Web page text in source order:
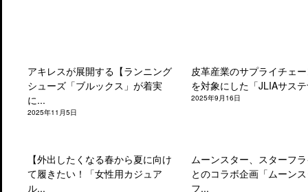
アキレスが展開する【ランニング
シューズ「ブルックス」が着実
に...
2025年11月5日
皮革産業のサプライチェ
を対象にした「JLIAサス
2025年9月16日
【外出したくなる春から夏に向け
て履きたい！「女性用カジュア
ル...
ムーンスター、スターフ
とのコラボ企画「ムーン
フ...